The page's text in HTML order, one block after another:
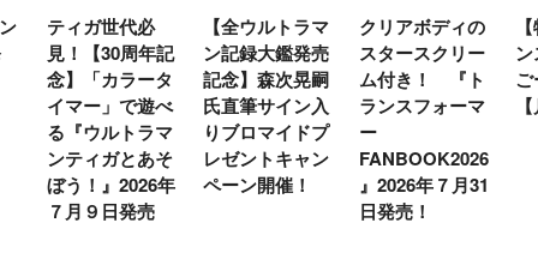
ティガ世代必
見！【30周年記
念】「カラータ
イマー」で遊べ
る『ウルトラマ
ンティガとあそ
ぼう！』2026年
７月９日発売
【全ウルトラマ
ン記録大鑑発売
記念】森次晃嗣
氏直筆サイン入
りブロマイドプ
レゼントキャン
ペーン開催！
クリアボディの
スタースクリー
ム付き！ 『ト
ランスフォーマ
ー
FANBOOK2026
』2026年７月31
日発売！